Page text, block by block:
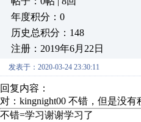
年度积分：0
历史总积分：148
注册：2019年6月22日
发表于：2020-03-24 23:30:11
回复内容：
对：kingnight00 不错，但是没
不错=学习谢谢学习了